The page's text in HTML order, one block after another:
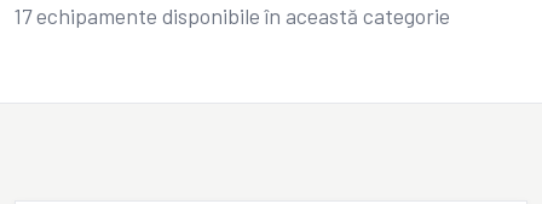
17echipamente disponibile în această categorie